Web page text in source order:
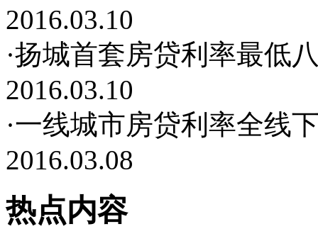
2016.03.10
·扬城首套房贷利率最低
2016.03.10
·一线城市房贷利率全线
2016.03.08
热点内容